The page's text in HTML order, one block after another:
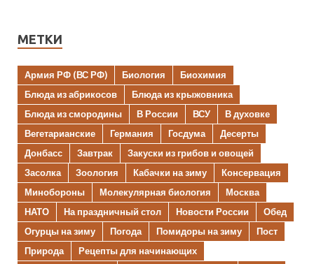
МЕТКИ
Армия РФ (ВС РФ) Биология
Биохимия
Блюда из абрикосов
Блюда из крыжовника
Блюда из смородины
В России ВСУ
В духовке
Вегетарианские
Германия Госдума
Десерты
Донбасс
Завтрак
Закуски из грибов и овощей
Засолка
Зоология Кабачки на зиму
Консервация
Минобороны
Молекулярная биология
Москва
НАТО
На праздничный стол Новости России
Обед
Огурцы на зиму
Погода Помидоры на зиму
Пост
Природа
Рецепты для начинающих